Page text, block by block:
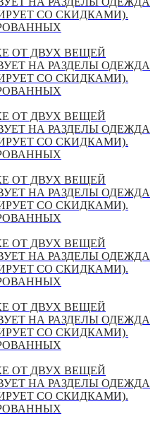
СО СКИДКАМИ).
ОТ ДВУХ ВЕЩЕЙ
НА РАЗДЕЛЫ ОДЕЖДА
СО СКИДКАМИ).
ОТ ДВУХ ВЕЩЕЙ
НА РАЗДЕЛЫ ОДЕЖДА
СО СКИДКАМИ).
ОТ ДВУХ ВЕЩЕЙ
НА РАЗДЕЛЫ ОДЕЖДА
СО СКИДКАМИ).
ОТ ДВУХ ВЕЩЕЙ
НА РАЗДЕЛЫ ОДЕЖДА
СО СКИДКАМИ).
ОТ ДВУХ ВЕЩЕЙ
НА РАЗДЕЛЫ ОДЕЖДА
СО СКИДКАМИ).
ОТ ДВУХ ВЕЩЕЙ
НА РАЗДЕЛЫ ОДЕЖДА
СО СКИДКАМИ).